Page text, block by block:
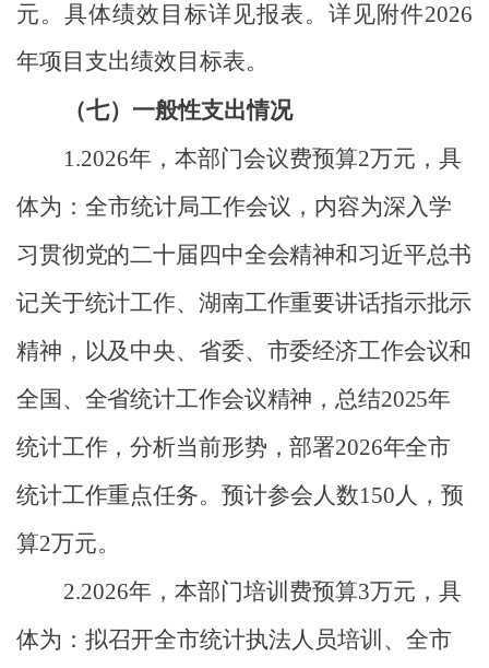
元。具体绩效目标详见报表。详见附件2026
年项目支出绩效目标表。
（七）一般性支出情况
1.2026年，本部门会议费预算2万元，具
体为：全市统计局工作会议，内容为深入学
习贯彻党的二十届四中全会精神和习近平总书
记关于统计工作、湖南工作重要讲话指示批示
精神，以及中央、省委、市委经济工作会议和
全国、全省统计工作会议精神，总结2025年
统计工作，分析当前形势，部署2026年全市
统计工作重点任务。 预计参会人数150人，预
算2万元。
2.2026年，本部门培训费预算3万元，具
体为：拟召开全市统计执法人员培训、全市